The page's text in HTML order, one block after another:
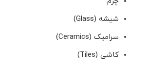
شیشه (Glass)
سرامیک (Ceramics)
کاشی (Tiles)